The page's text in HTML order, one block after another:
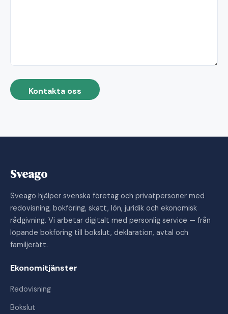
Kontakta oss
Sveago
Sveago hjälper svenska företag och privatpersoner med
redovisning, bokföring, skatt, lön, juridik och ekonomisk
rådgivning. Vi arbetar digitalt med personlig service — från
löpande bokföring till bokslut, deklaration, avtal och
familjerätt.
Ekonomitjänster
Redovisning
Bokslut